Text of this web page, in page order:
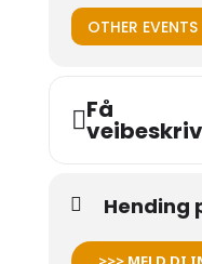
OTHER EVENTS
Få
Hending